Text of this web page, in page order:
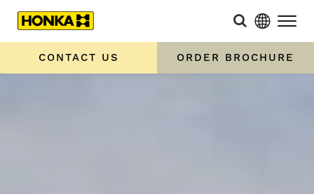
CONTACT US ORDER BROCHURE